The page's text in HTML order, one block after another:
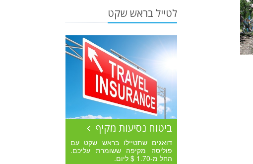
לטייל בראש שקט
ביטוח נסיעות מקיף
דואגים שתטיילו בראש שקט עם
פוליסה מקיפה ששומרת עליכם.
החל מ-1.70 $ ליום.